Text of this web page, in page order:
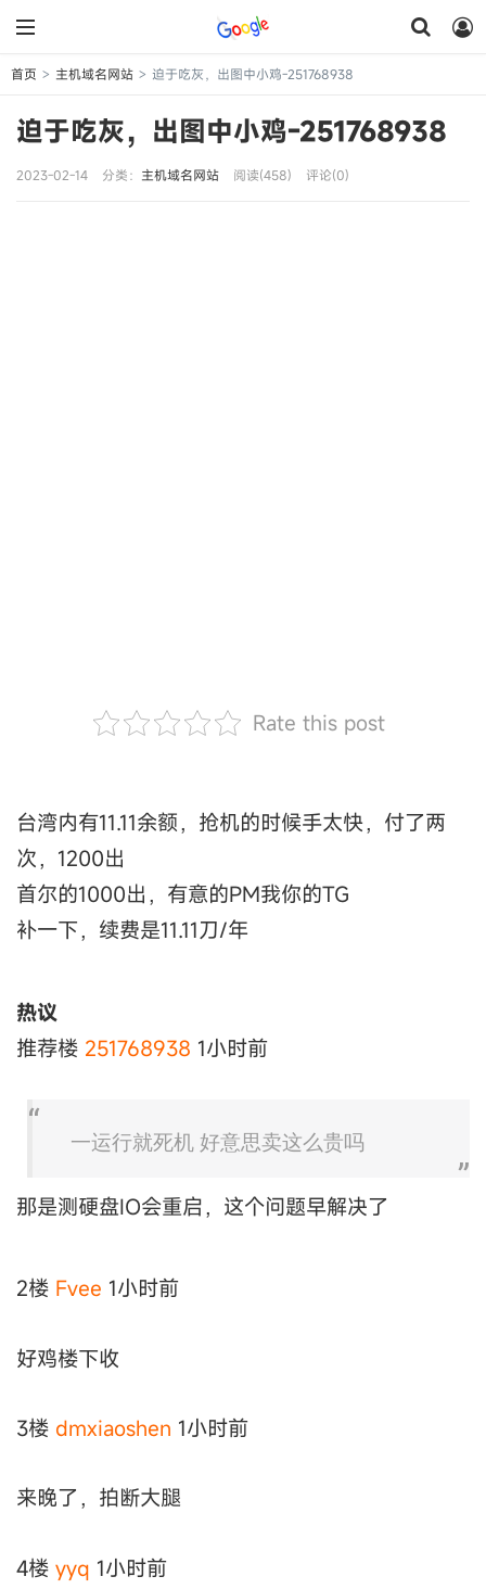
首页 > 主机域名网站 > 迫于吃灰，出图中小鸡-251768938
迫于吃灰，出图中小鸡-251768938
2023-02-14 分类： 主机域名网站 阅读(458) 评论(0)
Rate this post
台湾内有11.11余额，抢机的时候手太快，付了两
次，1200出
首尔的1000出，有意的PM我你的TG
补一下，续费是11.11刀/年
热议
推荐楼 251768938 1小时前
一运行就死机 好意思卖这么贵吗
那是测硬盘IO会重启，这个问题早解决了
2楼 Fvee 1小时前
好鸡楼下收
3楼 dmxiaoshen 1小时前
来晚了，拍断大腿
4楼 yyq 1小时前